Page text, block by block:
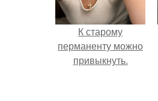
К старому
перманенту можно
привыкнуть.